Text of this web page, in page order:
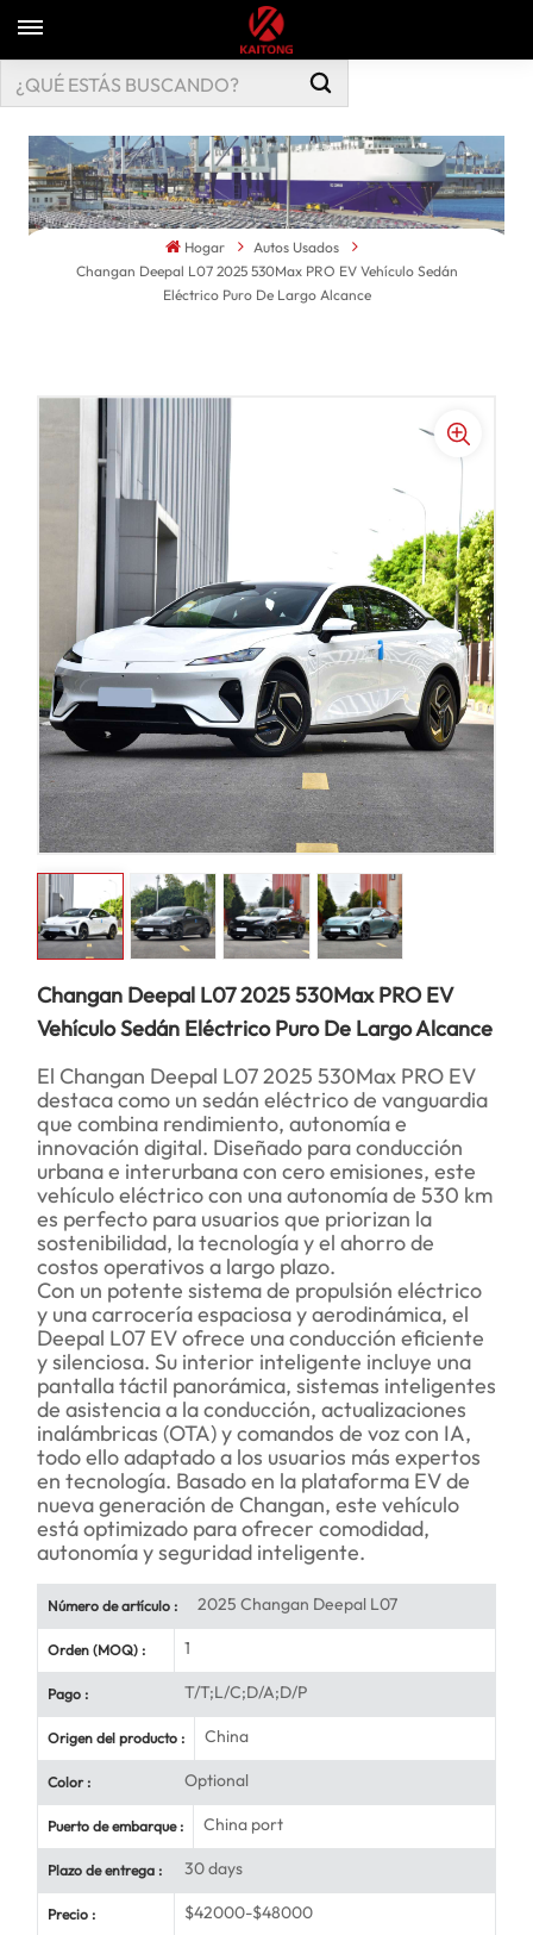
Hogar
Autos Usados
Changan Deepal L07 2025 530Max PRO EV Vehículo Sedán
Eléctrico Puro De Largo Alcance
Changan Deepal L07 2025 530Max PRO EV
Vehículo Sedán Eléctrico Puro De Largo Alcance
El Changan Deepal L07 2025 530Max PRO EV
destaca como un sedán eléctrico de vanguardia
que combina rendimiento, autonomía e
innovación digital. Diseñado para conducción
urbana e interurbana con cero emisiones, este
vehículo eléctrico con una autonomía de 530 km
es perfecto para usuarios que priorizan la
sostenibilidad, la tecnología y el ahorro de
costos operativos a largo plazo.
Con un potente sistema de propulsión eléctrico
y una carrocería espaciosa y aerodinámica, el
Deepal L07 EV ofrece una conducción eficiente
y silenciosa. Su interior inteligente incluye una
pantalla táctil panorámica, sistemas inteligentes
de asistencia a la conducción, actualizaciones
inalámbricas (OTA) y comandos de voz con IA,
todo ello adaptado a los usuarios más expertos
en tecnología. Basado en la plataforma EV de
nueva generación de Changan, este vehículo
está optimizado para ofrecer comodidad,
autonomía y seguridad inteligente.
Número de artículo : 2025 Changan Deepal L07
Orden (MOQ) : 1
Pago : T/T;L/C;D/A;D/P
Origen del producto : China
Color : Optional
Puerto de embarque : China port
Plazo de entrega : 30 days
Precio : $42000-$48000